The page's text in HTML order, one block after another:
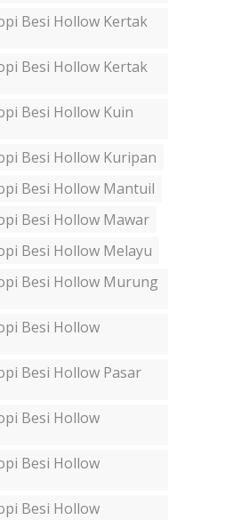
Besi Hollow Kertak
Besi Hollow Kertak
Besi Hollow Kuin
Besi Hollow Kuripan
Besi Hollow Mantuil
Besi Hollow Mawar
Besi Hollow Melayu
Besi Hollow Murung
Besi Hollow
Besi Hollow Pasar
Besi Hollow
Besi Hollow
Besi Hollow